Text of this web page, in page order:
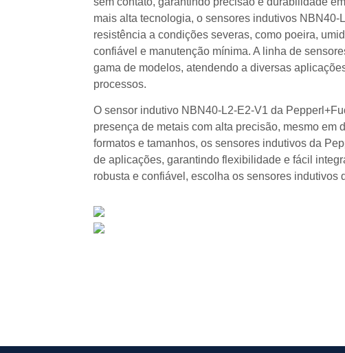
mais alta tecnologia, o sensores indutivos
resistência a condições severas, como poeira,
confiável e manutenção mínima. A linha de
gama de modelos, atendendo a diversas
processos.
O sensor indutivo NBN40-L2-E2-V1 da
presença de metais com alta precisão, mesmo
formatos e tamanhos, os sensores indutivos da
de aplicações, garantindo flexibilidade e fácil
robusta e confiável, escolha os sensores indutivos